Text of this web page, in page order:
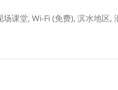
场课堂, Wi-Fi (免费), 滨水地区,